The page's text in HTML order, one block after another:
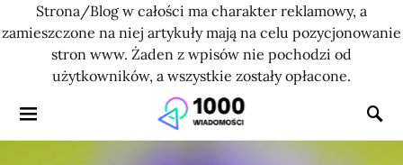
Strona/Blog w całości ma charakter reklamowy, a
zamieszczone na niej artykuły mają na celu pozycjonowanie
stron www. Żaden z wpisów nie pochodzi od
użytkowników, a wszystkie zostały opłacone.